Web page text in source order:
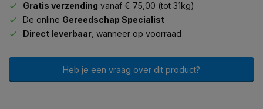
Gratis verzending vanaf € 75,00 (tot 31kg)
De online Gereedschap Specialist
Direct leverbaar , wanneer op voorraad
Heb je een vraag over dit product?